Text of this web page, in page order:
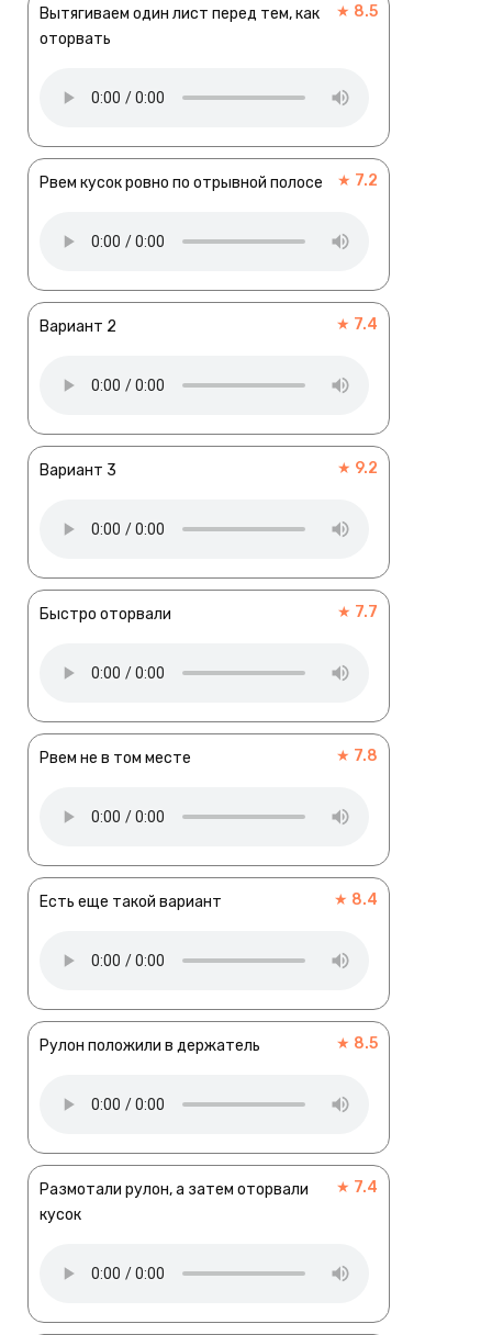
Вытягиваем один лист перед тем, как
оторвать
★ 8.5
Рвем кусок ровно по отрывной полосе ★ 7.2
Вариант 2 ★ 7.4
Вариант 3 ★ 9.2
Быстро оторвали ★ 7.7
Рвем не в том месте ★ 7.8
Есть еще такой вариант ★ 8.4
Рулон положили в держатель ★ 8.5
Размотали рулон, а затем оторвали
кусок
★ 7.4